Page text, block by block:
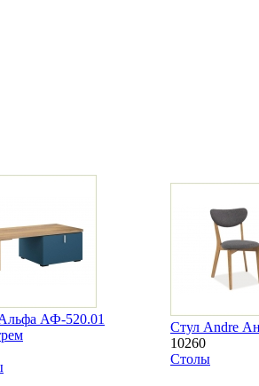
АФ-520.01
Стул Andre
10260
Столы